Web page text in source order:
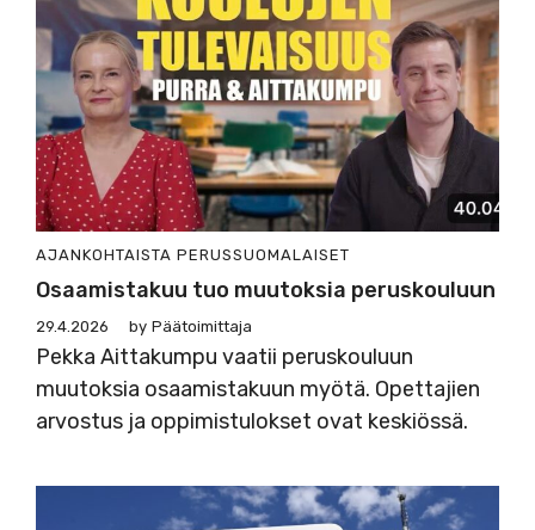
AJANKOHTAISTA PERUSSUOMALAISET
Osaamistakuu tuo muutoksia peruskouluun
29.4.2026 by Päätoimittaja
Pekka Aittakumpu vaatii peruskouluun
muutoksia osaamistakuun myötä. Opettajien
arvostus ja oppimistulokset ovat keskiössä.